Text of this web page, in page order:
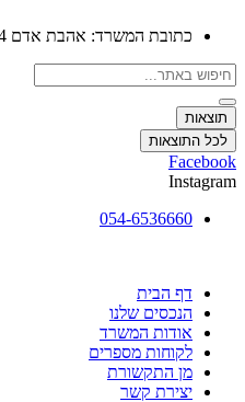
כתובת המשרד: אהבת אדם 74 כפר יונה
Search
...
תוצאות
לכל התוצאות
Facebook
Instagram
054-6536660
דף הבית
הנכסים שלנו
אודות המשרד
לקוחות מספרים
מן התקשורת
יצירת קשר